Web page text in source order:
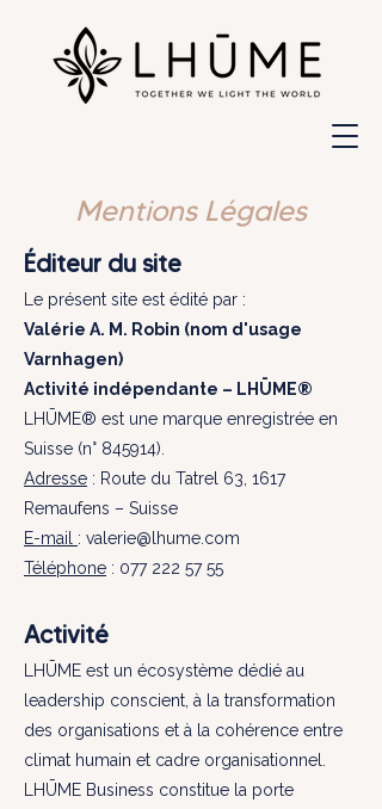
Mentions Légales
Éditeur du site
Le présent site est édité par :
Valérie A. M. Robin (nom d'usage
Varnhagen)
Activité indépendante – LHŪME®
LHŪME® est une marque enregistrée en
Suisse (n° 845914).
Adresse : Route du Tatrel 63, 1617
Remaufens – Suisse
E-mail : valerie@lhume.com
Téléphone : 077 222 57 55
Activité
LHŪME est un écosystème dédié au
leadership conscient, à la transformation
des organisations et à la cohérence entre
climat humain et cadre organisationnel.
LHŪME Business constitue la porte